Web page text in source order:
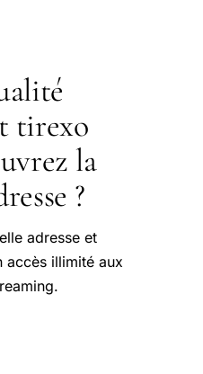
tirexo
la
?
adresse et
accès illimité aux